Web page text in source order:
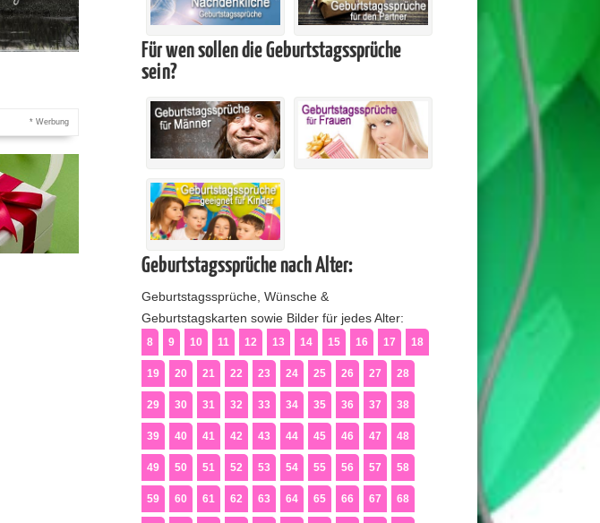
* Werbung
Für wen sollen die Geburtstagssprüche
sein?
Geburtstagssprüche nach Alter:
Geburtstagssprüche, Wünsche &
Geburtstagskarten sowie Bilder für jedes Alter:
8 9 10 11 12 13 14 15 16 17 18
19 20 21 22 23 24 25 26 27 28
29 30 31 32 33 34 35 36 37 38
39 40 41 42 43 44 45 46 47 48
49 50 51 52 53 54 55 56 57 58
59 60 61 62 63 64 65 66 67 68